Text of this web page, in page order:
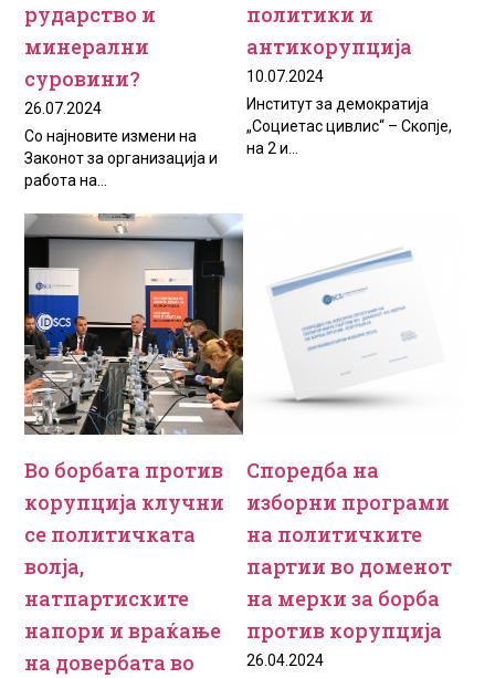
рударство и
минерални
суровини?
26.07.2024
Со најновите измени на
Законот за организација и
работа на...
политики и
антикорупција
10.07.2024
Институт за демократија
„Социетас цивлис“ – Скопје,
на 2 и...
Во борбата против
корупција клучни
се политичката
волја,
натпартиските
напори и враќање
на довербата во
Споредба на
изборни програми
на политичките
партии во доменот
на мерки за борба
против корупција
26.04.2024